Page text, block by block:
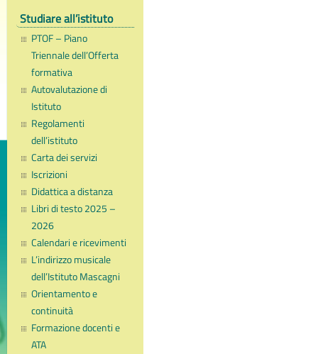
Studiare all’istituto
PTOF – Piano
Triennale dell’Offerta
formativa
Autovalutazione di
Istituto
Regolamenti
dell’istituto
Carta dei servizi
Iscrizioni
Didattica a distanza
Libri di testo 2025 –
2026
Calendari e ricevimenti
L’indirizzo musicale
dell’Istituto Mascagni
Orientamento e
continuità
Formazione docenti e
ATA